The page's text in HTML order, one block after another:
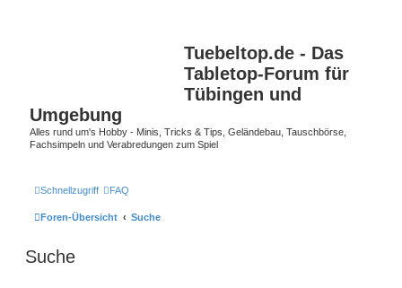
Tuebeltop.de - Das
Tabletop-Forum für
Tübingen und
Umgebung
Alles rund um's Hobby - Minis, Tricks & Tips, Geländebau, Tauschbörse,
Fachsimpeln und Verabredungen zum Spiel
Schnellzugriff FAQ
Foren-Übersicht Suche
Suche